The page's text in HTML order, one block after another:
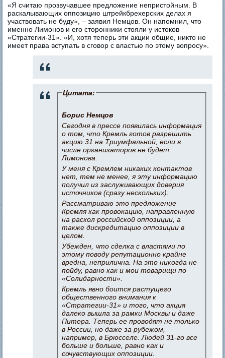
«Я считаю прозвучавшее предложение непристойным. В
раскалывающих оппозицию штрейкбрехерских делах я
участвовать не буду», – заявил Немцов. Он напомнил, что
именно Лимонов и его сторонники стояли у истоков
«Стратегии-31». «И, хотя теперь эти акции общие, никто не
имеет права вступать в сговор с властью по этому вопросу».
Цитата:
Борис Немцов
Сегодня в прессе появилась информация
о том, что Кремль готов разрешить
акцию 31 на Триумфальной, если в
числе организаторов не будет
Лимонова.
У меня с Кремлем никаких контактов
нет, тем не менее, я эту информацию
получил из заслуживающих доверия
источников (сразу нескольких).
Рассматриваю это предложение
Кремля как провокацию, направленную
на раскол российской оппозиции, а
также дискредитацию оппозиции в
целом.
Убежден, что сделка с властями по
этому поводу репутационно крайне
вредна, неприлична. На это никогда не
пойду, равно как и мои товарищи по
«Солидарности».
Кремль явно боится растущего
общественного внимания к
«Стратегии-31» и того, что акция
далеко вышла за рамки Москвы и даже
Питера. Теперь ее проводят не только
в России, но даже за рубежом,
например, в Брюсселе. Людей 31-го все
больше и больше, равно как и
сочувствующих оппозиции.